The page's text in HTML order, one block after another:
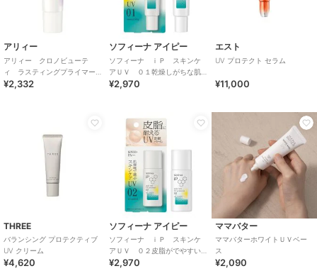
アリィー
アリィー クロノビューテ
ィ ラスティングプライマー
ＵＶ
¥2,332
ソフィーナ アイピー
ソフィーナ ｉＰ スキンケ
アＵＶ ０１乾燥しがちな肌
環境 ＳＰＦ５０＋ ＰＡ＋
¥2,970
エスト
UV プロテクト セラム
¥11,000
THREE
バランシング プロテクティブ
UV クリーム
¥4,620
ソフィーナ アイピー
ソフィーナ ｉＰ スキンケ
アＵＶ ０２皮脂がでやすい
肌環境 ＳＰＦ５０＋ ＰＡ
¥2,970
ママバター
ママバターホワイトＵＶベー
ス
¥2,090